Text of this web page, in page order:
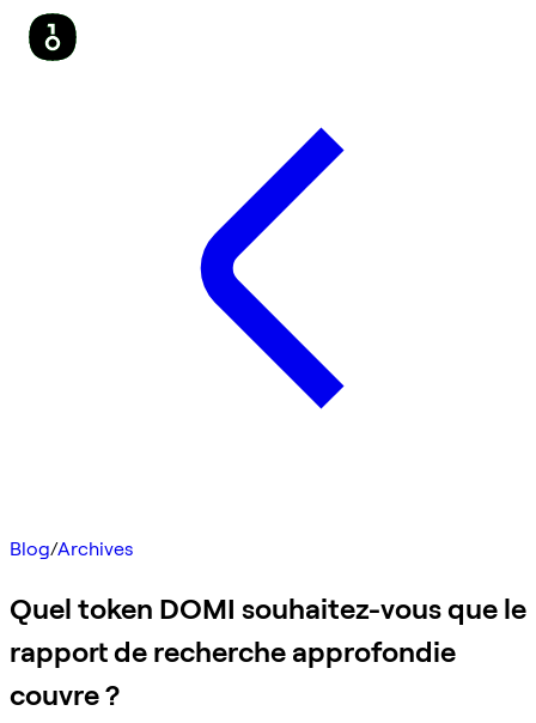
Blog/Archives
Quel token DOMI souhaitez-vous que le
rapport de recherche approfondie
couvre ?